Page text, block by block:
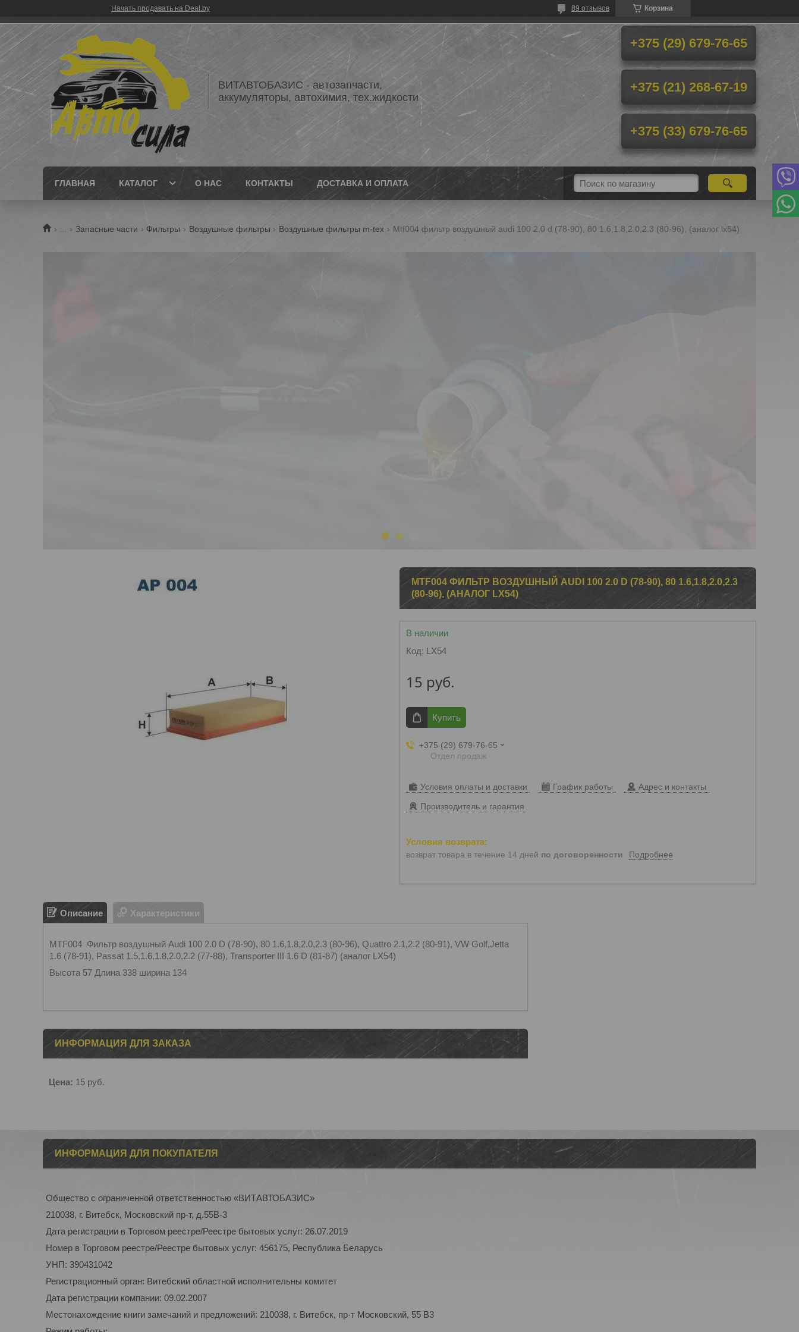
Начать продавать на Deal.by Корзина
89 отзывов
ВИТАВТОБАЗИС - автозапчасти,
аккумуляторы, автохимия, тех.жидкости
+375 (29) 679-76-65
+375 (21) 268-67-19
+375 (33) 679-76-65
ГЛАВНАЯ КАТАЛОГ О НАС КОНТАКТЫ ДОСТАВКА И ОПЛАТА
Запасные части Фильтры Воздушные фильтры Воздушные фильтры m-tex Mtf004 фильтр воздушный audi 100 2.0 d (78-90), 80 1.6,1.8,2.0,2.3 (80-96), (аналог lx54)
MTF004 ФИЛЬТР ВОЗДУШНЫЙ AUDI 100 2.0 D (78-90), 80 1.6,1.8,2.0,2.3
(80-96), (АНАЛОГ LX54)
В наличии
Код: LX54
15 руб.
Купить
+375 (29) 679-76-65
Отдел продаж
Условия оплаты и доставки График работы Адрес и контакты
Производитель и гарантия
возврат товара в течение 14 дней по договоренности Подробнее
Описание Характеристики
MTF004 Фильтр воздушный Audi 100 2.0 D (78-90), 80 1.6,1.8,2.0,2.3 (80-96), Quattro 2.1,2.2 (80-91), VW Golf,Jetta
1.6 (78-91), Passat 1.5,1.6,1.8,2.0,2.2 (77-88), Transporter III 1.6 D (81-87) (аналог LX54)
Высота 57 Длина 338 ширина 134
ИНФОРМАЦИЯ ДЛЯ ЗАКАЗА
Цена: 15 руб.
ИНФОРМАЦИЯ ДЛЯ ПОКУПАТЕЛЯ
Общество с ограниченной ответственностью «ВИТАВТОБАЗИС»
210038, г. Витебск, Московский пр-т, д.55В-3
Дата регистрации в Торговом реестре/Реестре бытовых услуг: 26.07.2019
Номер в Торговом реестре/Реестре бытовых услуг: 456175, Республика Беларусь
УНП: 390431042
Регистрационный орган: Витебский областной исполнительны комитет
Дата регистрации компании: 09.02.2007
Местонахождение книги замечаний и предложений: 210038, г. Витебск, пр-т Московский, 55 B3